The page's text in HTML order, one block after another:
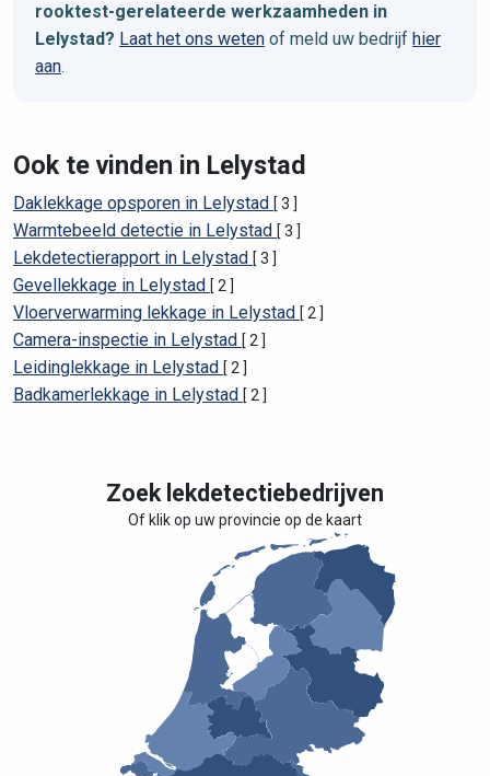
rooktest-gerelateerde werkzaamheden in
Lelystad? Laat het ons weten of meld uw bedrijf hier
aan.
Ook te vinden in Lelystad
Daklekkage opsporen in Lelystad [ 3 ]
Warmtebeeld detectie in Lelystad [ 3 ]
Lekdetectierapport in Lelystad [ 3 ]
Gevellekkage in Lelystad [ 2 ]
Vloerverwarming lekkage in Lelystad [ 2 ]
Camera-inspectie in Lelystad [ 2 ]
Leidinglekkage in Lelystad [ 2 ]
Badkamerlekkage in Lelystad [ 2 ]
Zoek lekdetectiebedrijven
Of klik op uw provincie op de kaart